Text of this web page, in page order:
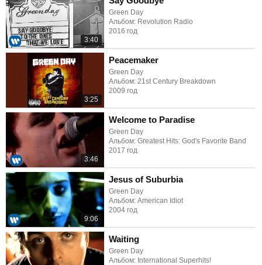
3:40
Green Day
Альбом: Revolution Radio
2016 год
3:25
Peacemaker
Green Day
Альбом: 21st Century Breakdown
2009 год
3:46
Welcome to Paradise
Green Day
Альбом: Greatest Hits: God's Favorite Band
2017 год
9:06
Jesus of Suburbia
Green Day
Альбом: American Idiot
2004 год
Waiting
Green Day
Альбом: International Superhits!